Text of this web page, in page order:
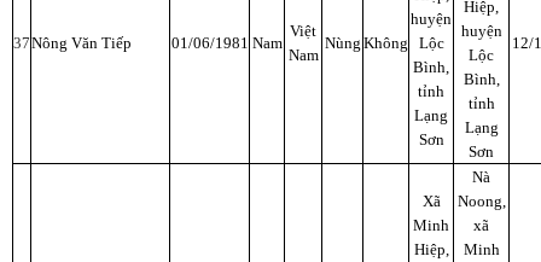
37Nông Văn Tiếp 01/06/1981 Nam
Việt
Nam
Nùng Không
huyện
Lộc
Bình,
tỉnh
Lạng
Sơn
Hiệp,
huyện
Lộc
Bình,
tỉnh
Lạng
Sơn
12/
Xã
Minh
Hiệp,
Nà
Noong,
xã
Minh